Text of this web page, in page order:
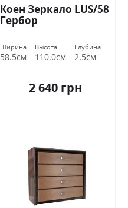
Коен Зеркало LUS/58
Гербор
Ширина
58.5см
Высота
110.0см
Глубина
2.5см
2 640 грн